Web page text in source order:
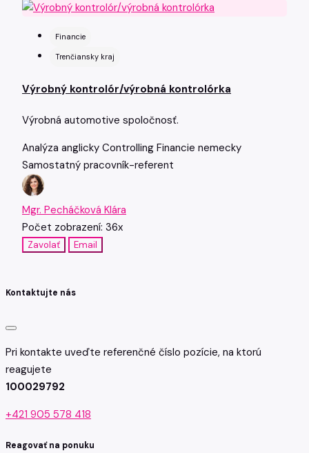
Financie
Trenčiansky kraj
Výrobný kontrolór/výrobná kontrolórka
Výrobná automotive spoločnosť.
Analýza anglicky Controlling Financie nemecky
Samostatný pracovník-referent
Mgr. Pecháčková Klára
Počet zobrazení: 36x
Zavolať Email
Kontaktujte nás
Pri kontakte uveďte referenčné číslo pozície, na ktorú
reagujete
100029792
+421 905 578 418
Reagovať na ponuku